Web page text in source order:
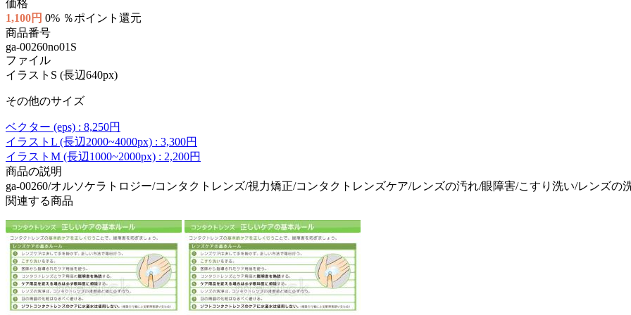
価格
1,100円 0% ％ポイント還元
商品番号
ga-00260no01S
ファイル
イラストS (長辺640px)
その他のサイズ
ベクター (eps) : 8,250円
イラストL (長辺2000~4000px) : 3,300円
イラストM (長辺1000~2000px) : 2,200円
商品の説明
ga-00260/オルソケラトロジー/コンタクトレンズ/視力矯正/コンタクトレンズケア/レンズの汚れ/眼障害/こすり洗い/レンズの
関連する商品